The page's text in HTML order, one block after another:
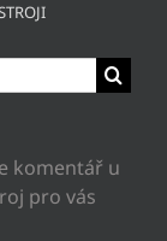
komentář u
pro vás